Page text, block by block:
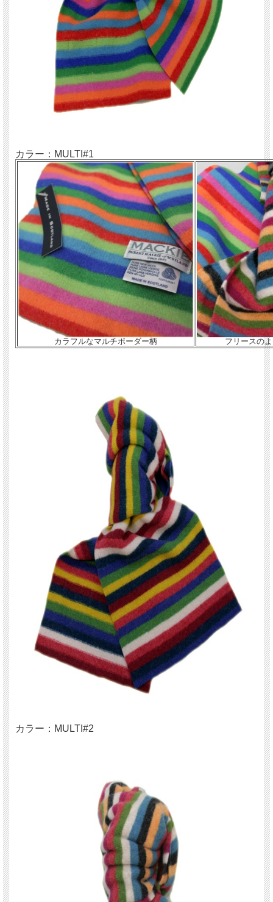
カラー：MULTI#1
カラフルなマルチボーダー柄 フリースの
カラー：MULTI#2